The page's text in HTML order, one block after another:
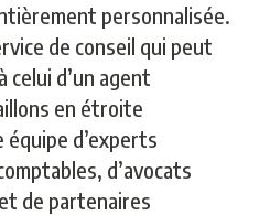
personnalisée.
de conseil qui peut
celui d’un agent
en étroite
équipe d’experts
d’avocats
de partenaires